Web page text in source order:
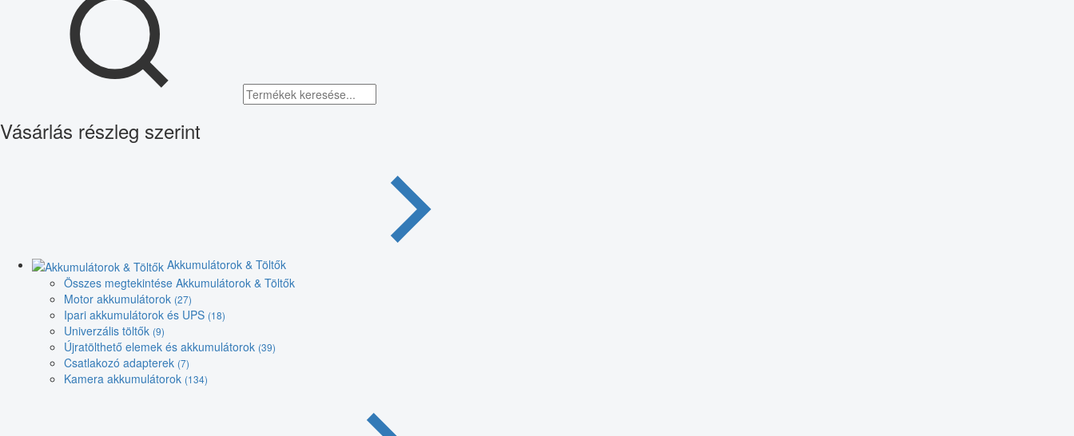
Vásárlás részleg szerint
Akkumulátorok & Töltők
Összes megtekintése Akkumulátorok & Töltők
Motor akkumulátorok (27)
Ipari akkumulátorok és UPS (18)
Univerzális töltők (9)
Újratölthető elemek és akkumulátorok (39)
Csatlakozó adapterek (7)
Kamera akkumulátorok (134)